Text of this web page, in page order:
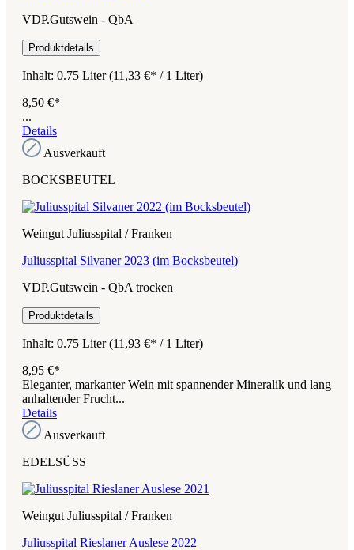
VDP.Gutswein - QbA
Produktdetails
Inhalt: 0.75 Liter(11,33 €* / 1 Liter)
8,50 €*
...
Details
Ausverkauft
BOCKSBEUTEL
Weingut Juliusspital / Franken
Juliusspital Silvaner 2023 (im Bocksbeutel)
VDP.Gutswein - QbA trocken
Produktdetails
Inhalt: 0.75 Liter(11,93 €* / 1 Liter)
8,95 €*
Eleganter, markanter Wein mit spannender Mineralik und lang
anhaltender Frucht...
Details
Ausverkauft
EDELSÜSS
Weingut Juliusspital / Franken
Juliusspital Rieslaner Auslese 2022